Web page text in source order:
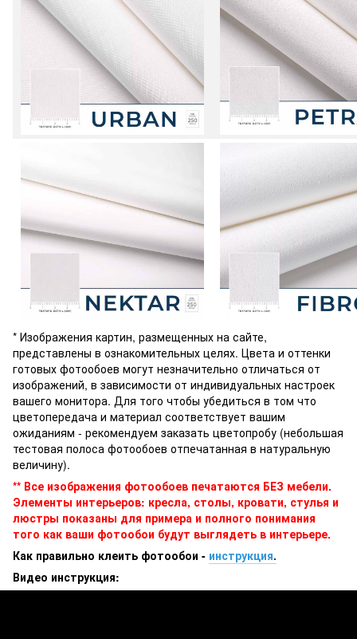
* Изображения картин, размещенных на сайте,
представлены в ознакомительных целях. Цвета и оттенки
готовых фотообоев могут незначительно отличаться от
изображений, в зависимости от индивидуальных настроек
вашего монитора. Для того чтобы убедиться в том что
цветопередача и материал соответствует вашим
ожиданиям - рекомендуем заказать цветопробу (небольшая
тестовая полоса фотообоев отпечатанная в натуральную
величину).
** Все изображения фотообоев печатаются БЕЗ мебели.
Элементы интерьеров: кресла, столы, кровати, стулья и
люстры показаны для примера и полного понимания
того как ваши фотообои будут выглядеть в интерьере.
Как правильно клеить фотообои - инструкция.
Видео инструкция: